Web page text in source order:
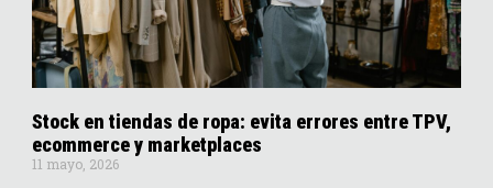
Stock en tiendas de ropa: evita errores entre TPV,
ecommerce y marketplaces
11 mayo, 2026